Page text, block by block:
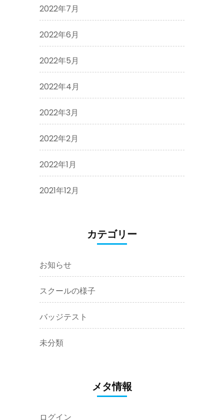
2022年7月
2022年6月
2022年5月
2022年4月
2022年3月
2022年2月
2022年1月
2021年12月
カテゴリー
お知らせ
スクールの様子
バッジテスト
未分類
メタ情報
ログイン